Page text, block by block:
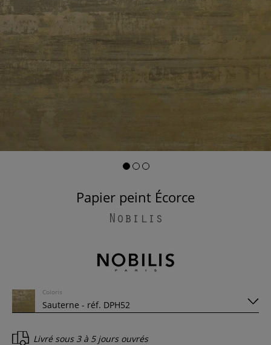
Papier peint Écorce
Nobilis
Coloris
Livré sous 3 à 5 jours ouvrés